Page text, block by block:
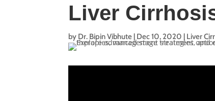
Liver
by Dr. Bipin Vibhute | Dec 10, 2020 | Liver